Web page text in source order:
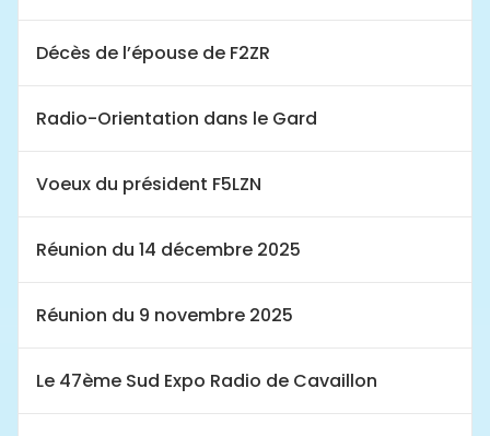
Décès de l’épouse de F2ZR
Radio-Orientation dans le Gard
Voeux du président F5LZN
Réunion du 14 décembre 2025
Réunion du 9 novembre 2025
Le 47ème Sud Expo Radio de Cavaillon